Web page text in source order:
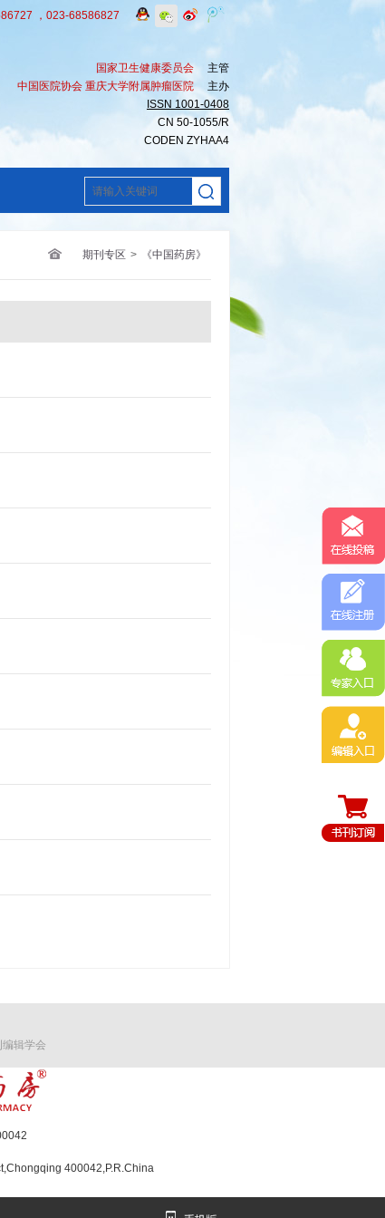
，023-68586827
国家卫生健康委员会
主管
中国医院协会 重庆大学附属肿瘤医院
主办
ISSN 1001-0408
CN 50-1055/R
CODEN ZYHAA4
期刊专区 > 《中国药房》
辑学会
400042,P.R.China